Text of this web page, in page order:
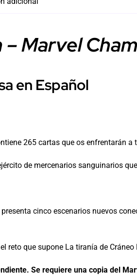
Marvel
en Español
265 cartas que os enfrentarán
de mercenarios sanguinarios
presenta cinco escenarios nuevos
reto que supone La tiranía de Cráneo
Se requiere una copia del